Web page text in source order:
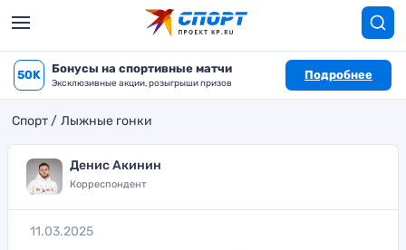
50K Бонусы на спортивные матчи
Эксклюзивные акции, розыгрыши призов
Подробнее
Спорт Лыжные гонки
Денис Акинин
Корреспондент
11.03.2025